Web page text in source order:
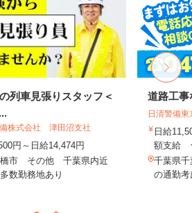
列車見張りスタッフ＜
株式会社 津田沼支社
円～日給14,474円
橋市 その他 千葉県内近
数勤務地あり
道路工事
日清警備
日給
額支給
千葉県
の通勤